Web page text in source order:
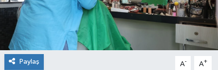
Paylaş A- A+